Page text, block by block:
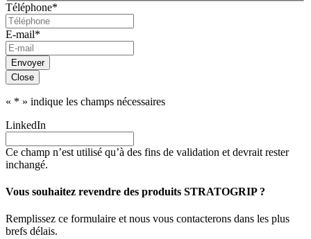
Téléphone*
E-mail*
Envoyer
Close
« * » indique les champs nécessaires
LinkedIn
Ce champ n’est utilisé qu’à des fins de validation et devrait rester
inchangé.
Vous souhaitez revendre des produits STRATOGRIP ?
Remplissez ce formulaire et nous vous contacterons dans les plus
brefs délais.